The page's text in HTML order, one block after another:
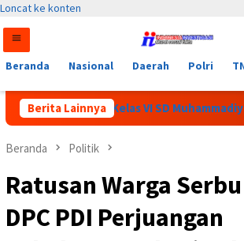
Loncat ke konten
Beranda Nasional Daerah Polri
Berita Lainnya
Siswi Kelas VI SD Muhammadiyah di
Beranda Politik
Ratusan Warga
DPC PDI Perjuangan